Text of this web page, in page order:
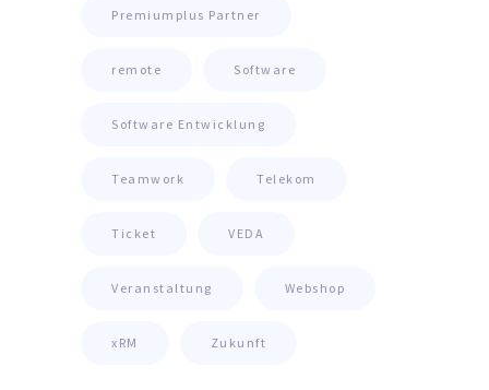
Premiumplus Partner
remote Software
Software Entwicklung
Teamwork Telekom
Ticket VEDA
Veranstaltung Webshop
xRM Zukunft